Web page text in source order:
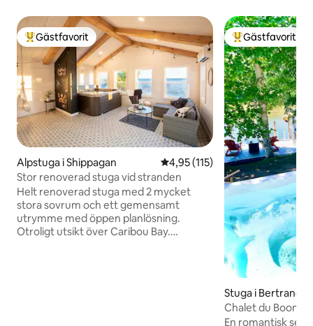
Populär gästfavorit
Gästfavorit
Alpstuga i Shippagan 4,95 av 5 i genomsnittligt
4,95 (115)
Stor renoverad stuga vid stranden
Helt renoverad stuga med 2 mycket
stora sovrum och ett gemensamt
utrymme med öppen planlösning.
Otroligt utsikt över Caribou Bay.
Populär
Gästfavorit
Stuga i Bertrand
Chalet du Boom |
spa
En romantisk